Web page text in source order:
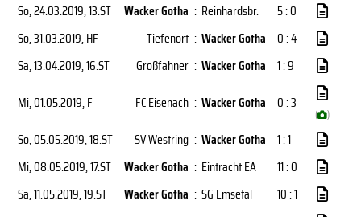
So, 24.03.2019, 13.ST Wacker Gotha : Reinhardsbr.
5 : 0
So, 31.03.2019, HF Tiefenort : Wacker Gotha 0 : 4
Sa, 13.04.2019, 16.ST Großfahner : Wacker Gotha 1 : 9
Mi, 01.05.2019, F FC Eisenach : Wacker Gotha 0 : 3
( )
So, 05.05.2019, 18.ST SV Westring : Wacker Gotha 1 : 1
Mi, 08.05.2019, 17.ST Wacker Gotha : Eintracht EA
11 : 0
Sa, 11.05.2019, 19.ST Wacker Gotha : SG Emsetal
10 : 1